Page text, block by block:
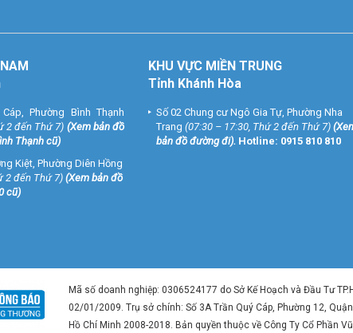
Phường Bình Thạnh
2 đến Thứ 7) (Xem bản đồ
Thạnh cũ)
Kiệt, Phường Diên Hồng
2 đến Thứ 7)(Xem bản đồ
cũ)
KHU VỰC MIỀN TRUNG
Tỉnh Khánh Hòa
Số 02 Chung cư Ngô Gia Tự, Phường Nha
Trang (07:30 – 17:30, Thứ 2 đến Thứ 7) (
bản đồ đường đi). Hotline: 0915 810 810
Mã số doanh nghiệp: 0306524177 do Sở Kế Hoạch và Đầu Tư
02/01/2009. Trụ sở chính: Số 3A Trần Quý Cáp, Phường 12,
Hồ Chí Minh 2008-2018. Bản quyền thuộc về Công Ty Cổ Phần